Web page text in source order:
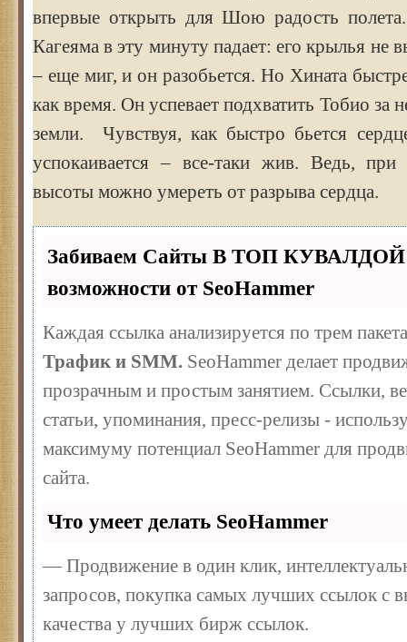
впервые открыть для Шою радость
Кагеяма в эту минуту падает: его крылья не
– еще миг, и он разобьется. Но Хината
как время. Он успевает подхватить Тобио за
земли. Чувствуя, как быстро бьется
успокаивается – все-таки жив. Ведь,
высоты можно умереть от разрыва сердца.
Забиваем Сайты В ТОП КУВАЛДОЙ
возможности от SeoHammer
Каждая ссылка анализируется по трем
Трафик и SMM. SeoHammer делает
прозрачным и простым занятием. Ссылки,
статьи, упоминания, пресс-релизы -
максимуму потенциал SeoHammer для
сайта.
Что умеет делать SeoHammer
— Продвижение в один клик,
запросов, покупка самых лучших ссылок с
качества у лучших бирж ссылок.